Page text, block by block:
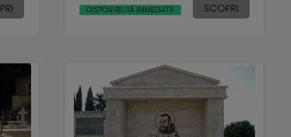
DISPONIBILITÀ IMMEDIATA SCOPRI